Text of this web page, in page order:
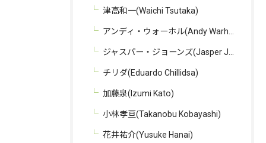
津高和一(Waichi Tsutaka)
アンディ・ウォーホル(Andy Warhol)
ジャスパー・ジョーンズ(Jasper Johns)
チリダ(Eduardo Chillidsa)
加藤泉(Izumi Kato)
小林孝亘(Takanobu Kobayashi)
花井祐介(Yusuke Hanai)